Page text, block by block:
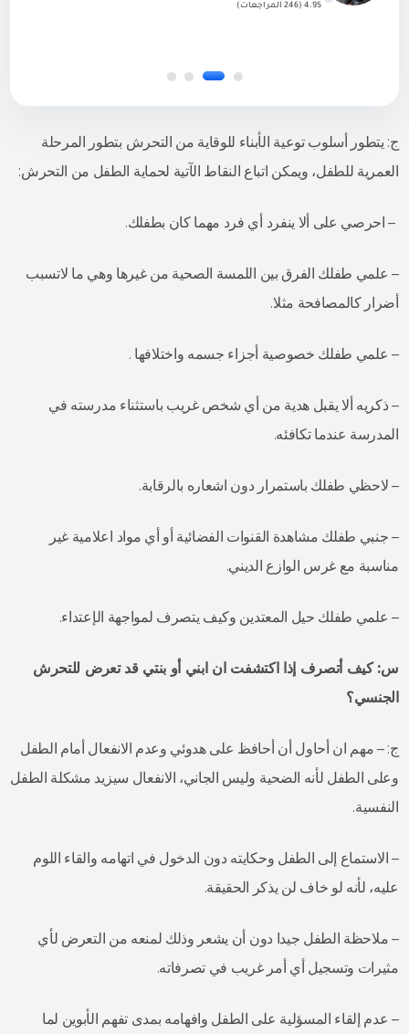
4.95 (246 المراجعات)
ج: يتطور أسلوب توعية الأبناء للوقاية من التحرش بتطور المرحلة
العمرية للطفل، ويمكن اتباع النقاط الآتية لحماية الطفل من التحرش:
– احرصي على ألا ينفرد أي فرد مهما كان بطفلك.
– علمي طفلك الفرق بين اللمسة الصحية من غيرها وهي ما لاتسبب
أضرار كالمصافحة مثلا.
– علمي طفلك خصوصية أجزاء جسمه واختلافها .
– ذكريه ألا يقبل هدية من أي شخص غريب باستثناء مدرسته في
المدرسة عندما تكافئه.
– لاحظي طفلك باستمرار دون اشعاره بالرقابة.
– جنبي طفلك مشاهدة القنوات الفضائية أو أي مواد اعلامية غير
مناسبة مع غرس الوازع الديني.
– علمي طفلك حيل المعتدين وكيف يتصرف لمواجهة الإعتداء.
س: كيف أتصرف إذا اكتشفت ان ابني أو بنتي قد تعرض للتحرش
الجنسي؟
ج: – مهم ان أحاول أن أحافظ على هدوئي وعدم الانفعال أمام الطفل
وعلى الطفل لأنه الضحية وليس الجاني، الانفعال سيزيد مشكلة الطفل
النفسية.
– الاستماع إلى الطفل وحكايته دون الدخول في اتهامه والقاء اللوم
عليه، لأنه لو خاف لن يذكر الحقيقة.
– ملاحظة الطفل جيدا دون أن يشعر وذلك لمنعه من التعرض لأي
مثيرات وتسجيل أي أمر غريب في تصرفاته.
– عدم إلقاء المسؤلية على الطفل وافهامه بمدى تفهم الأبوين لما